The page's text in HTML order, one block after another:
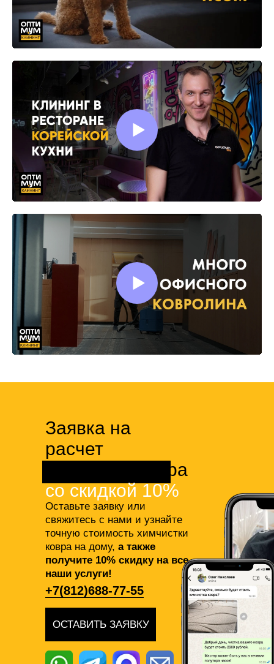
Оставьте заявку или
свяжитесь с нами и узнайте
точную стоимость химчистки
ковра на дому, а также
получите 10% скидку на все
наши услуги!
Заявка на
расчет
химчистки ковра
со скидкой 10%
ОСТАВИТЬ ЗАЯВКУ
+7(812)688-77-55